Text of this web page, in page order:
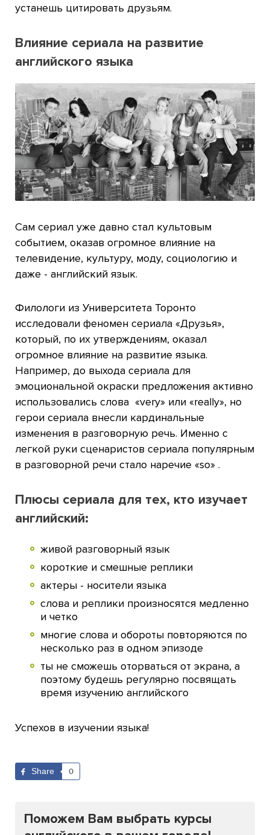
устанешь цитировать друзьям.
Влияние сериала на развитие
английского языка
Сам сериал уже давно стал культовым
событием, оказав огромное влияние на
телевидение, культуру, моду, социологию и
даже - английский язык.
Филологи из Университета Торонто
исследовали феномен сериала «Друзья»,
который, по их утверждениям, оказал
огромное влияние на развитие языка.
Например, до выхода сериала для
эмоциональной окраски предложения активно
использовались слова «very» или «really», но
герои сериала внесли кардинальные
изменения в разговорную речь. Именно с
легкой руки сценаристов сериала популярным
в разговорной речи стало наречие «so» .
Плюсы сериала для тех, кто изучает
английский:
живой разговорный язык
короткие и смешные реплики
актеры - носители языка
слова и реплики произносятся медленно
и четко
многие слова и обороты повторяются по
несколько раз в одном эпизоде
ты не сможешь оторваться от экрана, а
поэтому будешь регулярно посвящать
время изучению английского
Успехов в изучении языка!
Share 0
Поможем Вам выбрать курсы